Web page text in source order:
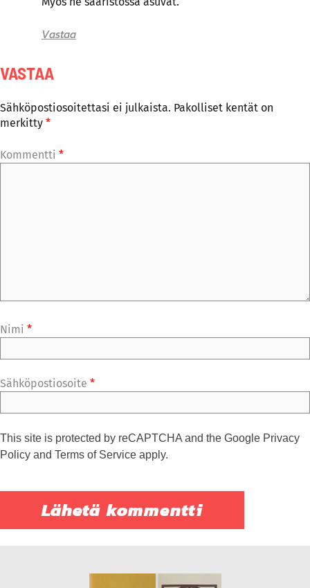
Vastaa
VASTAA
Sähköpostiosoitettasi ei julkaista. Pakolliset kentät on
merkitty *
Kommentti *
Nimi *
Sähköpostiosoite *
This site is protected by reCAPTCHA and the Google Privacy
Policy and Terms of Service apply.